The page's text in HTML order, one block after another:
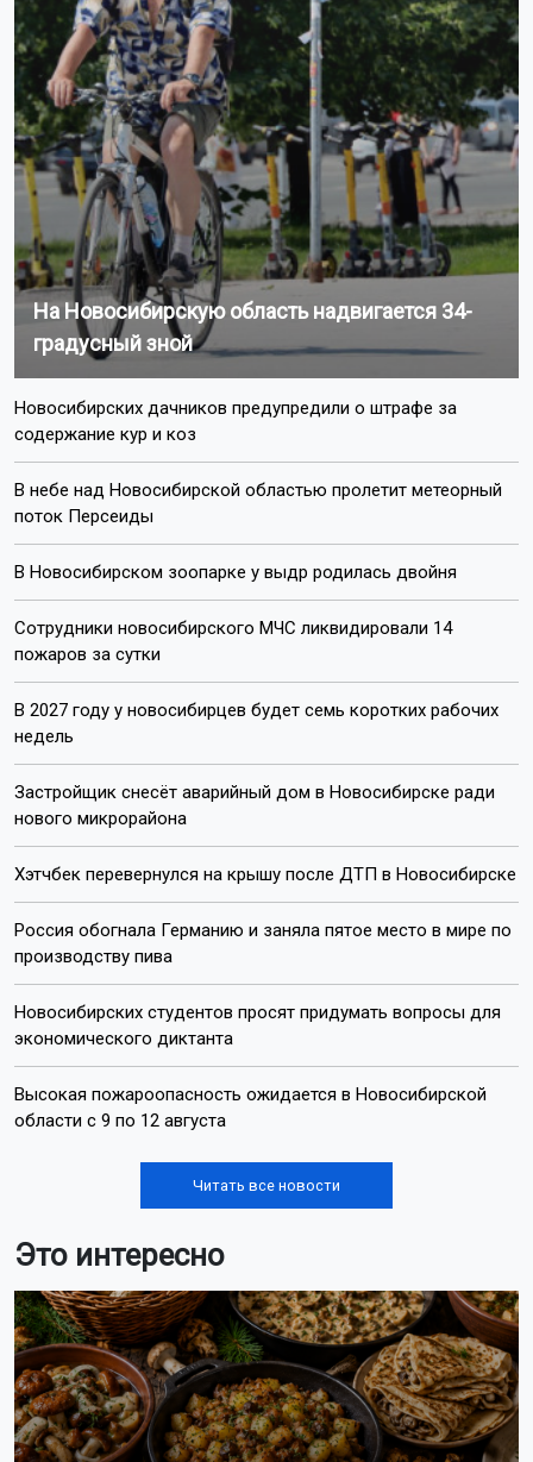
На Новосибирскую область надвигается 34-
градусный зной
Новосибирских дачников предупредили о штрафе за
содержание кур и коз
В небе над Новосибирской областью пролетит метеорный
поток Персеиды
В Новосибирском зоопарке у выдр родилась двойня
Сотрудники новосибирского МЧС ликвидировали 14
пожаров за сутки
В 2027 году у новосибирцев будет семь коротких рабочих
недель
Застройщик снесёт аварийный дом в Новосибирске ради
нового микрорайона
Хэтчбек перевернулся на крышу после ДТП в Новосибирске
Россия обогнала Германию и заняла пятое место в мире по
производству пива
Новосибирских студентов просят придумать вопросы для
экономического диктанта
Высокая пожароопасность ожидается в Новосибирской
области с 9 по 12 августа
Читать все новости
Это интересно